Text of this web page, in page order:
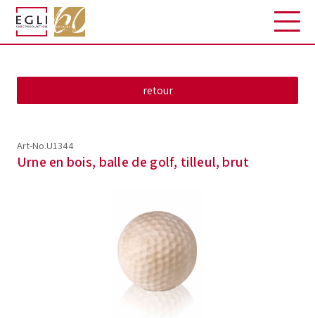
Art-No.U1344
Urne en bois, balle de golf, tilleul, brut